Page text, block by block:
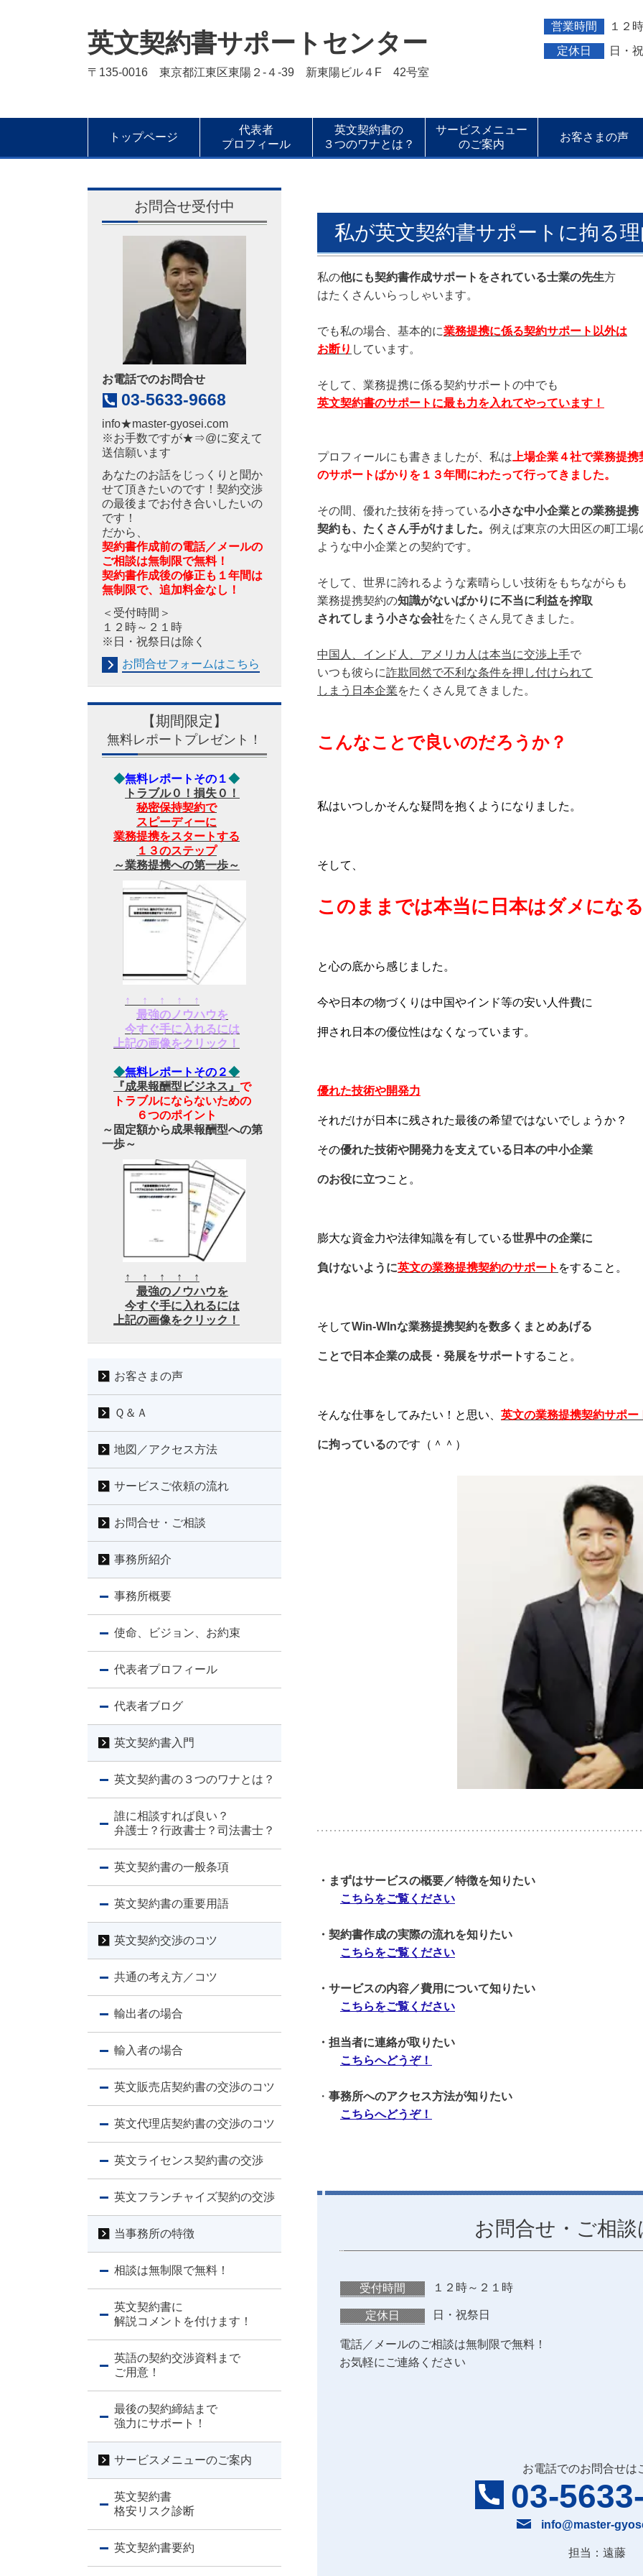
英文契約書サポートセンター
〒135-0016 東京都江東区東陽２-４-39 新東陽ビル４F 42号室
営業時間 １２
定休日 日・
トップページ
代表者
プロフィール
英文契約書の
３つのワナとは？
サービスメニュー
のご案内
お客さまの声
私が英文契約書サポートに拘る
私の他にも契約書作成サポートをされている士業の先生方
はたくさんいらっしゃいます。
でも私の場合、基本的に業務提携に係る契約サポート以外は
お断り しています。
そして、業務提携に係る契約サポートの中でも
英文契約書のサポートに最も力を入れてやっています！
プロフィールにも書きましたが、私は 上場企業４社で業務提携
のサポートばかりを１３年間にわたって行ってきました。
その間、優れた技術を持っている小さな中小企業との業務提携
契約も、たくさん手がけました。 例えば東京の大田区の町工場
ような中小企業との契約です。
そして、世界に誇れるような素晴らしい技術をもちながらも
業務提携契約の知識がないばかりに不当に利益を搾取
されてしまう小さな会社をたくさん見てきました。
中国人、インド人、アメリカ人は本当に交渉上手で
いつも彼らに詐欺同然で不利な条件を押し付けられて
しまう日本企業をたくさん見てきました。
こんなことで良いのだろうか？
私はいつしかそんな疑問を抱くようになりました。
そして、
このままでは本当に日本はダメにな
と心の底から感じました。
今や日本の物づくりは中国やインド等の安い人件費に
押され日本の優位性はなくなっています。
優れた技術や開発力
それだけが日本に残された最後の希望ではないでしょうか？
その優れた技術や開発力を支えている日本の中小企業
のお役に立つこと。
膨大な資金力や法律知識を有している世界中の企業に
負けないように英文の業務提携契約のサポート をすること。
そしてWin-WInな業務提携契約を数多くまとめあげる
ことで日本企業の成長・発展をサポートすること。
そんな仕事をしてみたい！と思い、 英文の業務提携契約サポー
に拘っているのです（＾＾）
・まずはサービスの概要／特徴を知りたい
こちらをご覧ください
・契約書作成の実際の流れを知りたい
こちらをご覧ください
・サービスの内容／費用について知りたい
こちらをご覧ください
・担当者に連絡が取りたい
こちらへどうぞ！
・ 事務所へのアクセス方法が知りたい
こちらへどうぞ！
お問合せ・ご相
受付時間 １２時～２１時
定休日 日・祝祭日
電話／メールのご相談は無制限で無料！
お気軽にご連絡ください
お電話でのお問合せは
03-
info@master-
担当：遠藤
お問合せ受付中
お電話でのお問合せ
03-5633-9668
info★master-gyosei.com
※お手数ですが★⇒@に変えて
送信願います
あなたのお話をじっくりと聞か
せて頂きたいのです！契約交渉
の最後までお付き合いしたいの
です！
だから、
契約書作成前の電話／メールの
ご相談は無制限で無料！
契約書作成後の修正も１年間は
無制限で、追加料金なし！
＜受付時間＞
１２時～２１時
※日・祝祭日は除く
お問合せフォームはこちら
【期間限定】
無料レポートプレゼント！
◆無料レポートその１◆
トラブル０！損失０！
秘密保持契約で
スピーディーに
業務提携をスタートする
１３のステップ
～業務提携への第一歩～
↑ ↑ ↑ ↑ ↑
最強のノウハウを
今すぐ手に入れるには
上記の画像をクリック！
◆無料レポートその２◆
『成果報酬型ビジネス』 で
トラブルにならないための
６つのポイント
～固定額から成果報酬型への第
一歩～
↑ ↑ ↑ ↑ ↑
最強のノウハウを
今すぐ手に入れるには
上記の画像をクリック！
お客さまの声
Ｑ＆Ａ
地図／アクセス方法
サービスご依頼の流れ
お問合せ・ご相談
事務所紹介
事務所概要
使命、ビジョン、お約束
代表者プロフィール
代表者ブログ
英文契約書入門
英文契約書の３つのワナとは？
誰に相談すれば良い？
弁護士？行政書士？司法書士？
英文契約書の一般条項
英文契約書の重要用語
英文契約交渉のコツ
共通の考え方／コツ
輸出者の場合
輸入者の場合
英文販売店契約書の交渉のコツ
英文代理店契約書の交渉のコツ
英文ライセンス契約書の交渉
英文フランチャイズ契約の交渉
当事務所の特徴
相談は無制限で無料！
英文契約書に
解説コメントを付けます！
英語の契約交渉資料まで
ご用意！
最後の契約締結まで
強力にサポート！
サービスメニューのご案内
英文契約書
格安リスク診断
英文契約書要約